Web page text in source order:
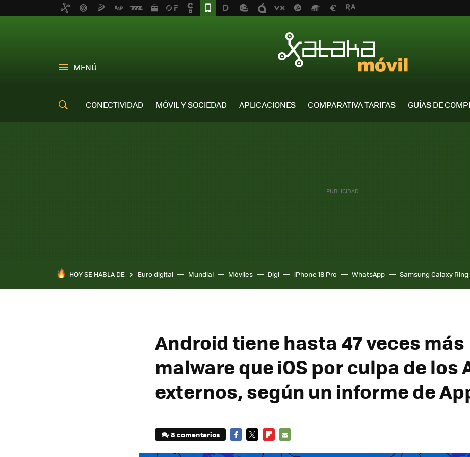
MENÚ
CONECTIVIDAD MÓVIL Y SOCIEDAD APLICACIONES COMPARATIVA TARIFAS
GUÍAS DE
HOY SE HABLA DE Euro digital Mundial Móviles Digi iPhone 18 Pro WhatsApp Samsung Galaxy Ring
Android tiene hasta 47 veces más
malware que iOS por culpa de los
externos, según un informe de
8 comentarios